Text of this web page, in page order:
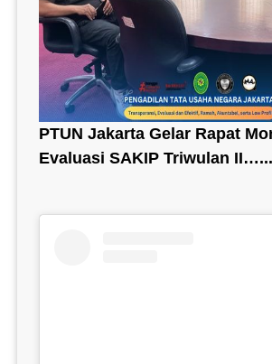
PTUN Jakarta Gelar Rapat
Evaluasi SAKIP Triwulan